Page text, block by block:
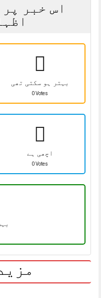
اس خبر
بہتر ہو سکتی تھی
0 Votes
اچھی ہے
0 Votes